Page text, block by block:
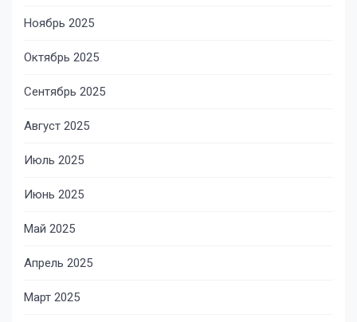
Ноябрь 2025
Октябрь 2025
Сентябрь 2025
Август 2025
Июль 2025
Июнь 2025
Май 2025
Апрель 2025
Март 2025